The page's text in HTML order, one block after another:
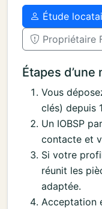
Étude
Propriétaire
Étapes
Vous
clés) depuis
Un IOBSP
contacte et
Si votre
réunit les
adaptée.
Acceptation